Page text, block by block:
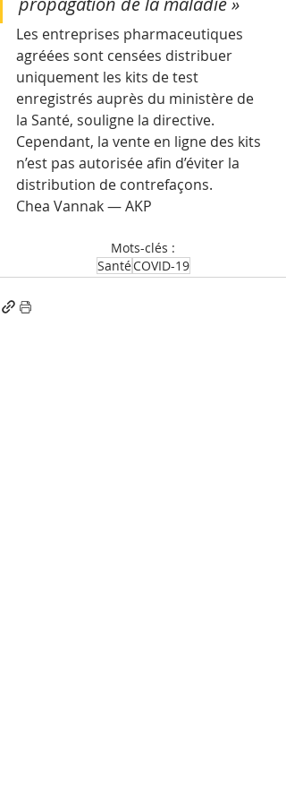
Les entreprises pharmaceutiques
agréées sont censées distribuer
uniquement les kits de test
enregistrés auprès du ministère de
la Santé, souligne la directive.
Cependant, la vente en ligne des kits
n’est pas autorisée afin d’éviter la
distribution de contrefaçons.
Chea Vannak — AKP
Mots-clés :
SantéCOVID-19